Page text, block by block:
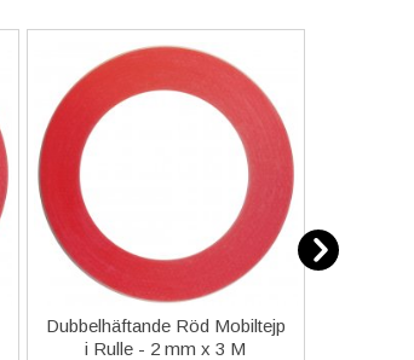
Dubbelhäftande Röd Mobiltejp
i Rulle - 2 mm x 3 M